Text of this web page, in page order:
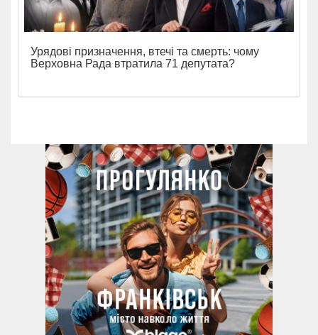
Урядові призначення, втечі та смерть: чому
Верховна Рада втратила 71 депутата?